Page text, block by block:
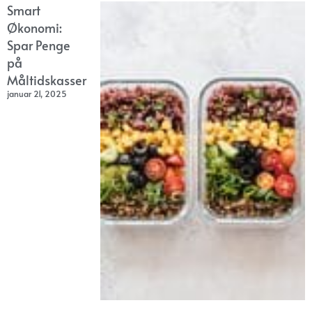
Smart
Økonomi:
Spar Penge
på
Måltidskasser
januar 21, 2025